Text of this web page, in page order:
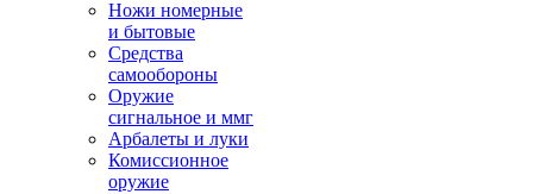
Ножи номерные
и бытовые
Средства
самообороны
Оружие
сигнальное и ммг
Арбалеты и луки
Комиссионное
оружие